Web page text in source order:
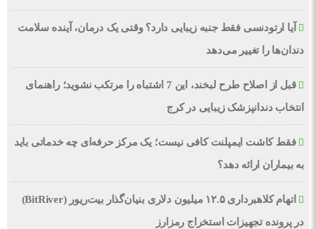
آیا ارتودنسی فقط جنبه زیبایی دارد؟ وقتی یک درمان، آینده سلامت
دندان‌ها را تغییر می‌دهد
قبل از اصلاح طرح لبخند، این 7 اشتباه را مرتکب نشوید؛ راهنمای
انتخاب دندانپزشک زیبایی در کرج
فقط کاشت ایمپلنت کافی نیست؛ یک مرکز حرفه‌ای چه خدماتی باید
به بیماران ارائه دهد؟
اتهام کلاهبرداری ۱۲.۵ میلیون دلاری بنیان‌گذار بیت‌ریور (BitRiver)
در پرونده تجهیزات استخراج رمزارز